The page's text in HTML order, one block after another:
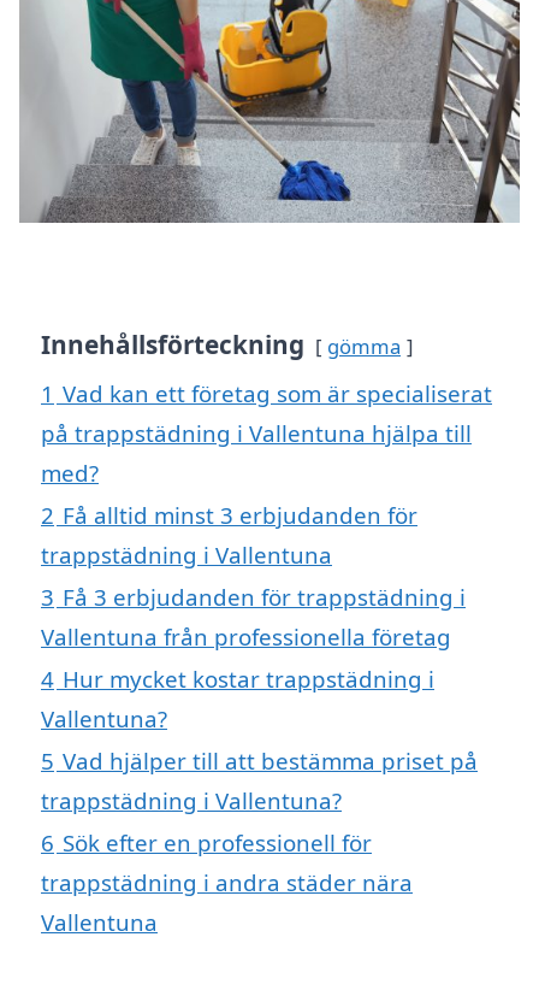
Innehållsförteckning gömma
1 Vad kan ett företag som är specialiserat
på trappstädning i Vallentuna hjälpa till
med?
2 Få alltid minst 3 erbjudanden för
trappstädning i Vallentuna
3 Få 3 erbjudanden för trappstädning i
Vallentuna från professionella företag
4 Hur mycket kostar trappstädning i
Vallentuna?
5 Vad hjälper till att bestämma priset på
trappstädning i Vallentuna?
6 Sök efter en professionell för
trappstädning i andra städer nära
Vallentuna